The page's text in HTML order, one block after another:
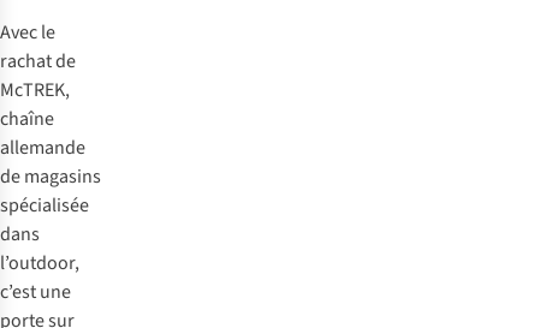
Avec le
rachat de
McTREK,
chaîne
allemande
de magasins
spécialisée
dans
l’outdoor,
c’est une
porte sur